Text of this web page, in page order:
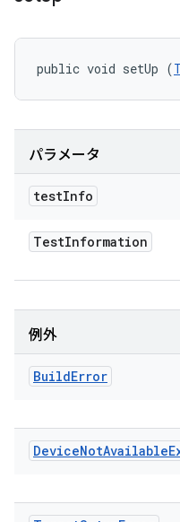
public void setUp (
パラメータ
testInfo
TestInformation
例外
BuildError
DeviceNotAvailable